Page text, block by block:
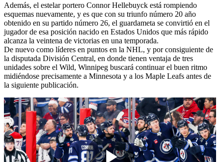
Además, el estelar portero Connor Hellebuyck está rompiendo
esquemas nuevamente, y es que con su triunfo número 20 año
obtenido en su partido número 26, el guardameta se convirtió en el
jugador de esa posición nacido en Estados Unidos que más rápido
alcanza la veintena de victorias en una temporada.
De nuevo como líderes en puntos en la NHL, y por consiguiente de
la disputada División Central, en donde tienen ventaja de tres
unidades sobre el Wild, Winnipeg buscará continuar el buen ritmo
midiéndose precisamente a Minnesota y a los Maple Leafs antes de
la siguiente publicación.